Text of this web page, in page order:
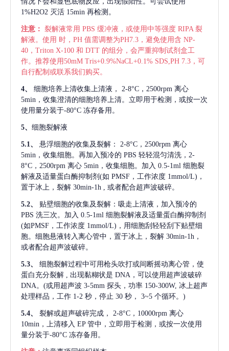
1%H2O2 灭活 15min 再检测。
注意： 裂解液常用 PBS 缓冲液，或使用中等强度 RIPA 裂
解液。使用 时，PH 值需调整为PH7.3，避免使用含 NP-
40，Triton X-100 和 DTT 的组分，会严重抑制试剂盒工
作。推荐使用50mM Tris+0.9%NaCL+0.1% SDS,PH 7.3，可
自行配制或联系我们购买。
4、 细胞培养上清收集上清液，
2-8°C，2500rpm 离心
5min，收集澄清的细胞培养上清。立即用于检测，或按一次
使用量分装于-80°C 冻存备用。
5、 细胞裂解液
5.1、 悬浮细胞的收集及裂解：
2-8°C，2500rpm 离心
5min，收集细胞。再加入预冷的 PBS 轻轻混匀清洗，2-
8°C，2500rpm 离心 5min，收集细胞。加入 0.5-1ml 细胞裂
解液及适量蛋白酶抑制剂(如 PMSF，工作浓度 1mmol/L)，
置于冰上，裂解 30min-1h , 或者配合超声波破碎。
5.2、
贴壁细胞的收集及裂解：吸走上清液，加入预冷的
PBS 洗三次。加入 0.5-1ml 细胞裂解液及适量蛋白酶抑制剂
(如PMSF，工作浓度 1mmol/L)，用细胞刮轻轻刮下贴壁细
胞。细胞悬液转入离心管中，置于冰上，裂解 30min-1h，
或者配合超声波破碎。
5.3、
细胞裂解过程中可用枪头吹打或间断摇动离心管，使
蛋白充分裂解
, 出现黏糊状是 DNA，可以使用超声波破碎
DNA。(或用超声波 3-5mm 探头，功率 150-300W, 冰上超声
处理样品，工作 1-2 秒，停止 30 秒， 3~5 个循环。)
5.4、 裂解或超声破碎完成，
2-8°C，10000rpm 离心
10min，上清移入 EP 管中，立即用于检测，或按一次使用
量分装于-80°C 冻存备用。